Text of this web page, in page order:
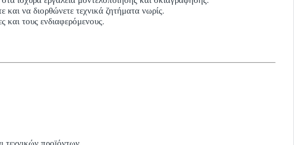
και να διορθώνετε τεχνικά ζητήματα νωρίς.
και τους ενδιαφερόμενους.